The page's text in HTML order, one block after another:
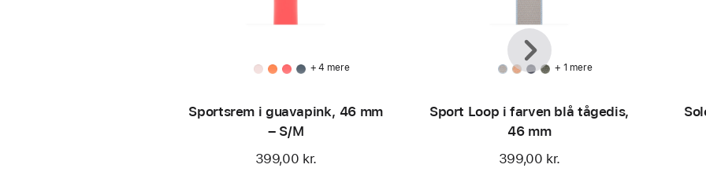
+ 4 mere
Sportsrem i guavapink, 46 mm
– S/M
399,00 kr.
+ 1 mere
Sport Loop i farven blå tågedis,
46 mm
399,00 kr.
Forrige
Næste